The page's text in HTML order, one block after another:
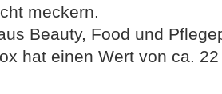
meckern.
Beauty, Food und
hat einen Wert von ca.